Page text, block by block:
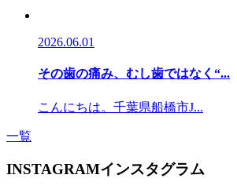
2026.06.01
その歯の痛み、むし歯ではなく“...
こんにちは。千葉県船橋市J...
一覧
INSTAGRAMインスタグラム